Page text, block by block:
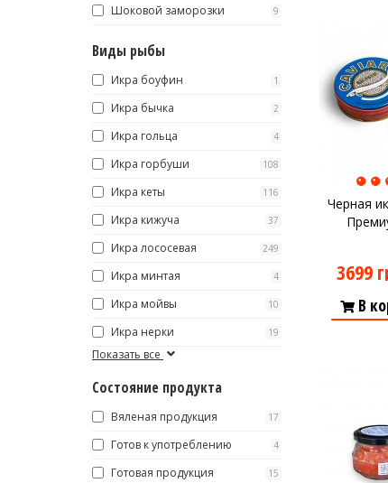
Шоковой заморозки 9
Виды рыбы
Икра боуфин 1
Икра бычка 2
Икра гольца 4
Икра горбуши 108
Икра кеты 116
Икра кижуча 37
Икра лососевая 249
Икра минтая 4
Икра мойвы 10
Икра нерки 19
Показать все
Состояние продукта
Вяленая продукция 17
Готов к употреблению 4
Готовая продукция 15
Черная
3699
В